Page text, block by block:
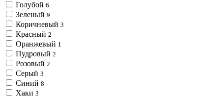
Голубой 6
Зеленый 9
Коричневый 3
Красный 2
Оранжевый 1
Пудровый 2
Розовый 2
Серый 3
Синий 8
Хаки 3